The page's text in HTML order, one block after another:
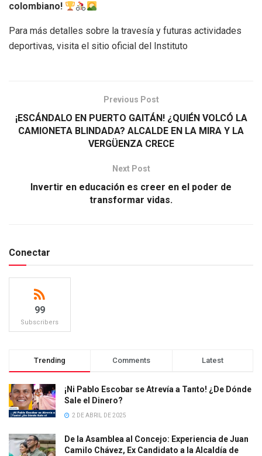
colombiano!
Para más detalles sobre la travesía y futuras actividades
deportivas, visita el sitio oficial del Instituto
Previous Post
¡ESCÁNDALO EN PUERTO GAITÁN! ¿QUIÉN VOLCÓ LA
CAMIONETA BLINDADA? ALCALDE EN LA MIRA Y LA
VERGÜENZA CRECE
Next Post
Invertir en educación es creer en el poder de
transformar vidas.
Conectar
99
Subscribers
Trending Comments Latest
¡Ni Pablo Escobar se Atrevía a Tanto! ¿De Dónde
Sale el Dinero?
2 DE ABRIL DE 2025
De la Asamblea al Concejo: Experiencia de Juan
Camilo Chávez, Ex Candidato a la Alcaldía de